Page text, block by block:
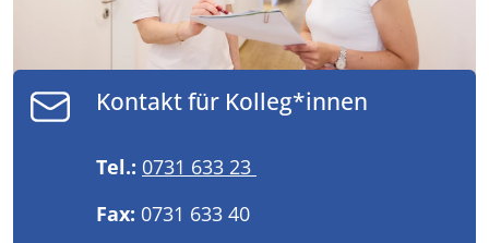
Kontakt für Kolleg*innen
Tel.: 0731 633 23
Fax: 0731 633 40